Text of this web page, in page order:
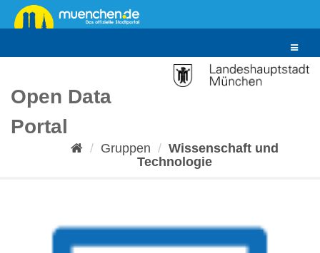
Überspringen
zum
Toggle
Open Data
Portal
Gruppen
Wissenschaft und
Technologie